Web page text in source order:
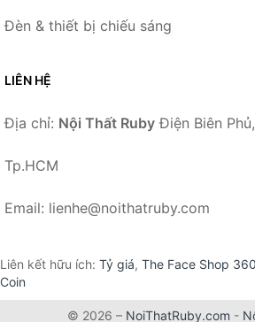
Đèn & thiết bị chiếu sáng
LIÊN HỆ
Địa chỉ: Nội Thất Ruby Điện Biên
Tp.HCM
Email: lienhe@noithatruby.com
Liên kết hữu ích: Tỷ giá, The Face Shop 360
Coin
© 2026 – NoiThatRuby.com -